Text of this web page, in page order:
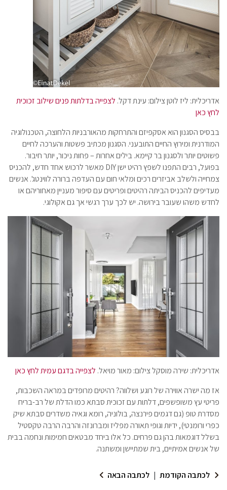
אדריכלית: ליז לוטן צילום: עינת דקל. לצפייה בדלתות פנים שילוב זכוכית
לחץ כאן
בבסיס הסגנון הוא אסקפיזם והתרחקות מהאורבניות הלחוצה, הטכנולוגיה
המודרנית ומירוץ החיים התובעני. הסגנון מכתיב פשטות והערכה לחיים
פשוטים יותר ולסגנון בר קיימא. בילים אחרות – פחות ניכור, יותר חיבור.
בפועל, רבים התפנו לשפץ רהיט ישן DIY מאשר לרכוש אחד חדש, להכניס
צמחייה ולשלב אביזרים רכים ומלאי חום עם העדפה ברורה לווינטג'. אנשים
מעדיפים להכניס הביתה רהיטים ופריטים עם סיפור מעניין מאחוריהם או
לחדש משהו שעובר בירושה. יש לכך ערך רגשי אך גם אקולוגי.
אדריכלית: שירה מוסקל צילום: מאור מויאל. לצפייה בדגם עמית לחץ כאן
אז מה ישרה אווירה של רוגע ושלווה? רהיטים מרופדים במראה השכבות,
פריטי עץ משופשפים, דלתות עם זכוכית סבתא כמו הדלת של רב-בריח
מסדרת טופ (גם דגמים פירנצה, בולוניה, רומא וגאיה משדרים סבתא שיק
כפרי ורומנטי), ידיות וגופי תאורה מפליז ומברונזה והרבה הרבה טקסטיל
בשלל דוגמאות בהן גם פרחים. כל אלו ביחד מבטאים חמימות ונחמה בבית
של אנשים אמיתיים, בית שמתיישן ומשתנה.
לכתבה הקודמת | לכתבה הבאה